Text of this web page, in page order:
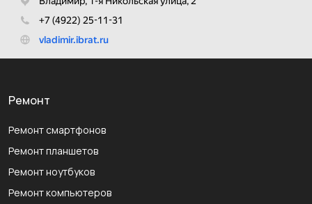
Ремонт
Ремонт смартфонов
Ремонт планшетов
Ремонт ноутбуков
Ремонт компьютеров